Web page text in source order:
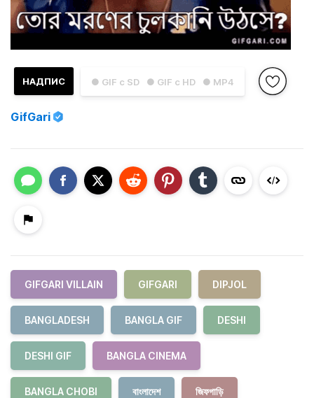
● GIF с SD ● GIF с HD ● MP4
НАДПИС
GifGari
GIFGARI VILLAIN GIFGARI DIPJOL
BANGLADESH BANGLA GIF DESHI
DESHI GIF BANGLA CINEMA
BANGLA CHOBI বাংলাদেশ জিফগাড়ি